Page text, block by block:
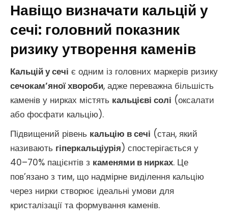
Навіщо визначати кальцій у
сечі: головний показник
ризику утворення каменів
Кальцій у сечі є одним із головних маркерів ризику
сечокам’яної хвороби, адже переважна більшість
каменів у нирках містять кальцієві солі (оксалати
або фосфати кальцію).
Підвищений рівень кальцію в сечі (стан, який
називають гіперкальціурія) спостерігається у
40–70% пацієнтів з каменями в нирках. Це
пов’язано з тим, що надмірне виділення кальцію
через нирки створює ідеальні умови для
кристалізації та формування каменів.